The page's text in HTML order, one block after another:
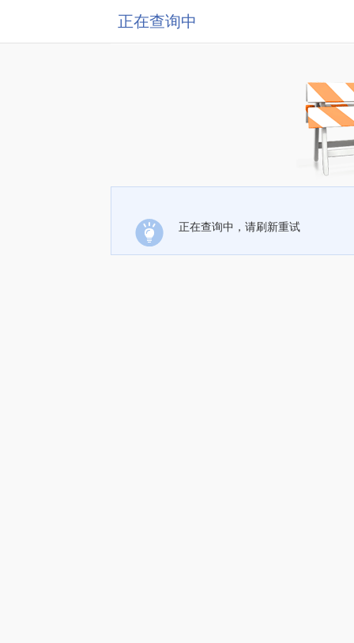
正在查询中
正在查询中，请刷新重试